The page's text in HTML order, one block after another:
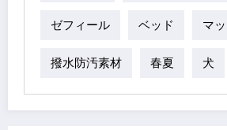
ゼフィール ベッド マ
撥水防汚素材 春夏 犬